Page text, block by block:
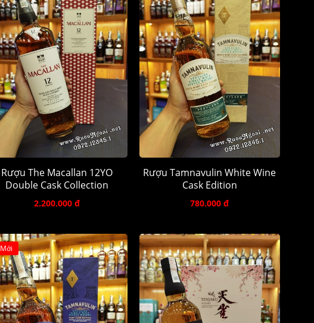
Rượu The Macallan 12YO
Double Cask Collection
2.200.000 đ
Rượu Tamnavulin White Wine
Cask Edition
780.000 đ
Mới